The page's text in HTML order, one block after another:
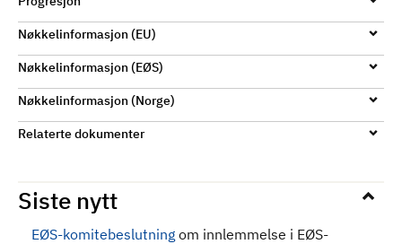
Nøkkelinformasjon (EU)
Nøkkelinformasjon (EØS)
Nøkkelinformasjon (Norge)
Relaterte dokumenter
Siste nytt
EØS-komitebeslutning om innlemmelse i EØS-